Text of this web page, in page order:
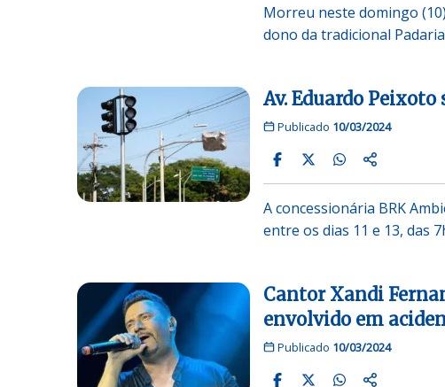
Morreu neste domingo
dono da tradicional
Av. Eduardo
Publicado 10/03/2024
A concessionária BRK
entre os dias 11 e 13, das
Cantor Xandi
envolvido em
Publicado 10/03/2024